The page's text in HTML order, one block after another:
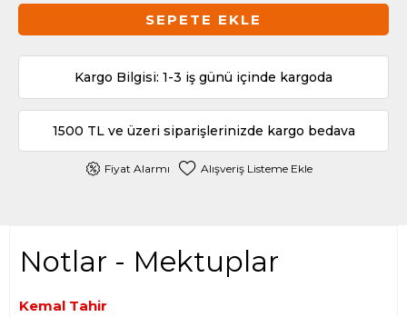
SEPETE EKLE
Kargo Bilgisi: 1-3 iş günü içinde kargoda
1500 TL ve üzeri siparişlerinizde kargo bedava
Fiyat Alarmı Alışveriş Listeme Ekle
Notlar - Mektuplar
Kemal Tahir